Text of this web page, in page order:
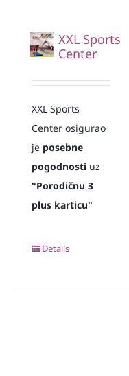
XXL Sports
Center
XXL Sports
Center osigurao
je posebne
pogodnostiuz
"Porodičnu 3
plus karticu"
Details